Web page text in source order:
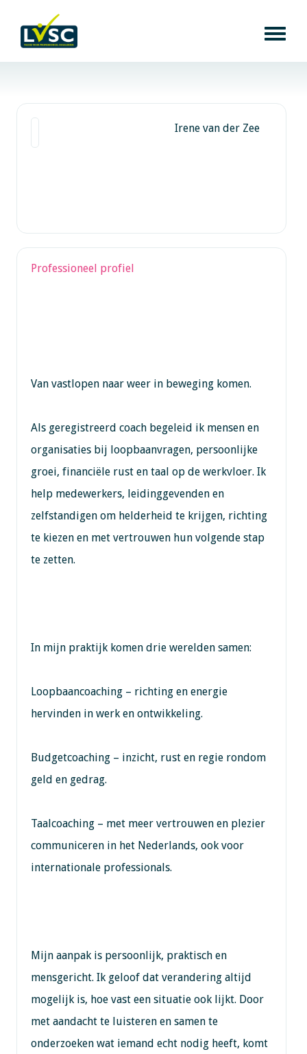
Irene van der Zee
Professioneel profiel
Van vastlopen naar weer in beweging komen.
Als geregistreerd coach begeleid ik mensen en
organisaties bij loopbaanvragen, persoonlijke
groei, financiële rust en taal op de werkvloer. Ik
help medewerkers, leidinggevenden en
zelfstandigen om helderheid te krijgen, richting
te kiezen en met vertrouwen hun volgende stap
te zetten.
In mijn praktijk komen drie werelden samen:
Loopbaancoaching – richting en energie
hervinden in werk en ontwikkeling.
Budgetcoaching – inzicht, rust en regie rondom
geld en gedrag.
Taalcoaching – met meer vertrouwen en plezier
communiceren in het Nederlands, ook voor
internationale professionals.
Mijn aanpak is persoonlijk, praktisch en
mensgericht. Ik geloof dat verandering altijd
mogelijk is, hoe vast een situatie ook lijkt. Door
met aandacht te luisteren en samen te
onderzoeken wat iemand echt nodig heeft, komt